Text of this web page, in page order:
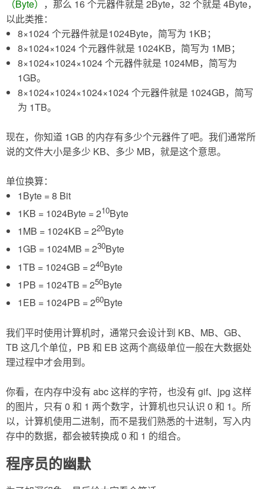
（Byte） ，那么 16 个元器件就是 2Byte，32 个就是 4Byte，
以此类推：
8×1024 个元器件就是1024Byte，简写为 1KB；
8×1024×1024 个元器件就是 1024KB，简写为 1MB；
8×1024×1024×1024 个元器件就是 1024MB，简写为
1GB。
8×1024×1024×1024×1024 个元器件就是 1024GB，简写
为 1TB。
现在，你知道 1GB 的内存有多少个元器件了吧。我们通常所
说的文件大小是多少 KB、多少 MB，就是这个意思。
单位换算：
1Byte = 8 Bit
1KB = 1024Byte = 210Byte
1MB = 1024KB = 220Byte
1GB = 1024MB = 230Byte
1TB = 1024GB = 240Byte
1PB = 1024TB = 250Byte
1EB = 1024PB = 260Byte
我们平时使用计算机时，通常只会设计到 KB、MB、GB、
TB 这几个单位，PB 和 EB 这两个高级单位一般在大数据处
理过程中才会用到。
你看，在内存中没有 abc 这样的字符，也没有 gif、jpg 这样
的图片，只有 0 和 1 两个数字，计算机也只认识 0 和 1。所
以，计算机使用二进制，而不是我们熟悉的十进制，写入内
存中的数据，都会被转换成 0 和 1 的组合。
程序员的幽默